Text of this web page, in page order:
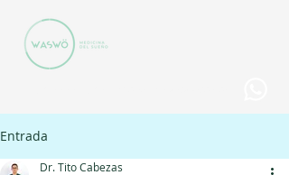
Entrada
Dr. Tito Cabezas